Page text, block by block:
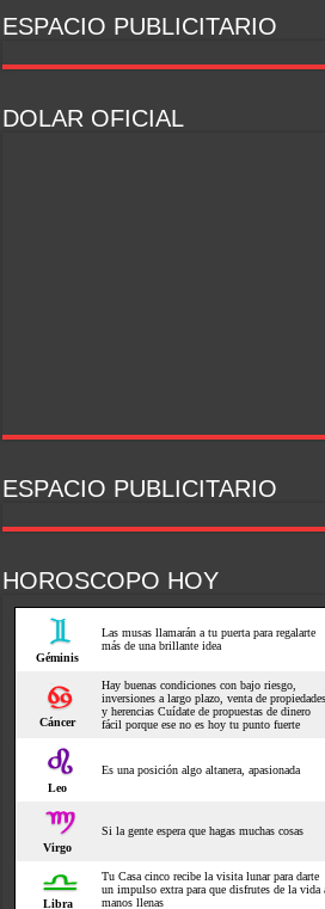
ESPACIO PUBLICITARIO
DOLAR OFICIAL
ESPACIO PUBLICITARIO
HOROSCOPO HOY